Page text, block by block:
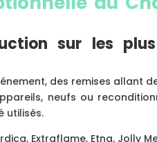
sur les
des remises allant
neufs ou
utilisés.
Extraflame, Etna, Jolly